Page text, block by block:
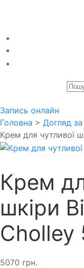
Запись онлайн
Головна > Догляд
Крем для чутливої
Крем
шкіри
Cholley
5070 грн.